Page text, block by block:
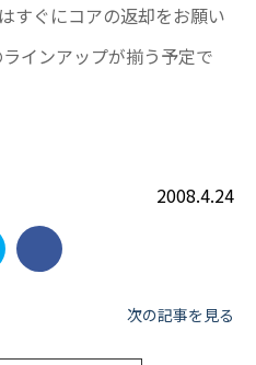
すぐにコアの返却をお願い
インアップが揃う予定で
2008.4.24
次の記事を見る